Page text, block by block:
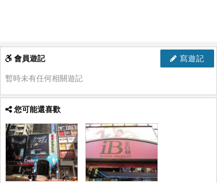
寫遊記
會員遊記
暫時未有任何相關遊記
您可能還喜歡